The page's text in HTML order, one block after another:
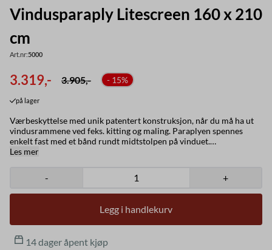
Vindusparaply Litescreen 160 x 210
cm
Art.nr:5000
3.319,- 3.905,- - 15%
på lager
Værbeskyttelse med unik patentert konstruksjon, når du må ha ut
vindusrammene ved feks. kitting og maling. Paraplyen spennes
enkelt fast med et bånd rundt midtstolpen på vinduet.
Produktbeskrivelse: Litescreen værbeskyttelse er utrolig fleksibel
samme måte som stengene i et telt. Den sammenleggbare
konstruksjonen, fleksibiliteten og lette vekten til værbeskyttelsen er
vanntett. Når den oppbevares i den medfølgende vesken, kan
værbeskyttelsen bæres overalt. Slitasjebeskyttelse for hjørnene på
nylonduken er inkludert. Hvis du ønsker denne paraplyen mindre
eller større, må dette produktet kominereres/kjøpes ekstra med
Les mer
- +
Legg i handlekurv
14 dager åpent kjøp